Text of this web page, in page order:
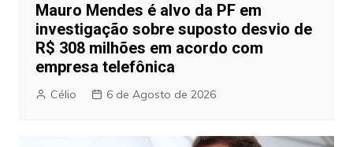
Mauro Mendes é alvo da PF em
investigação sobre suposto desvio de
R$ 308 milhões em acordo com
empresa telefônica
Célio 6 de Agosto de 2026